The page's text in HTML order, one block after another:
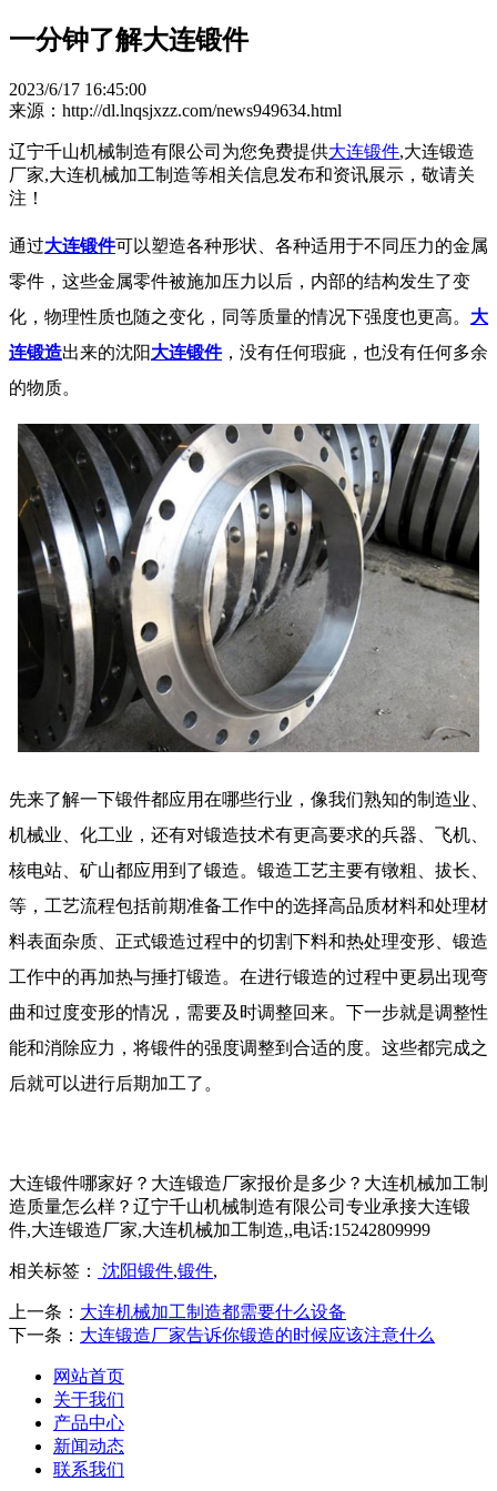
一分钟了解大连锻件
2023/6/17 16:45:00
来源：http://dl.lnqsjxzz.com/news949634.html
辽宁千山机械制造有限公司为您免费提供大连锻件,大连锻造
厂家,大连机械加工制造等相关信息发布和资讯展示，敬请关
注！
通过大连锻件可以塑造各种形状、各种适用于不同压力的金属
零件，这些金属零件被施加压力以后，内部的结构发生了变
化，物理性质也随之变化，同等质量的情况下强度也更高。 大
连锻造出来的沈阳大连锻件，没有任何瑕疵，也没有任何多余
的物质。
先来了解一下锻件都应用在哪些行业，像我们熟知的制造业、
机械业、化工业，还有对锻造技术有更高要求的兵器、飞机、
核电站、矿山都应用到了锻造。锻造工艺主要有镦粗、拔长、
等，工艺流程包括前期准备工作中的选择高品质材料和处理材
料表面杂质、正式锻造过程中的切割下料和热处理变形、锻造
工作中的再加热与捶打锻造。在进行锻造的过程中更易出现弯
曲和过度变形的情况，需要及时调整回来。下一步就是调整性
能和消除应力，将锻件的强度调整到合适的度。这些都完成之
后就可以进行后期加工了。
大连锻件哪家好？大连锻造厂家报价是多少？大连机械加工制
造质量怎么样？辽宁千山机械制造有限公司专业承接大连锻
件,大连锻造厂家,大连机械加工制造,,电话:15242809999
相关标签： 沈阳锻件,锻件,
上一条： 大连机械加工制造都需要什么设备
下一条： 大连锻造厂家告诉你锻造的时候应该注意什么
网站首页
关于我们
产品中心
新闻动态
联系我们